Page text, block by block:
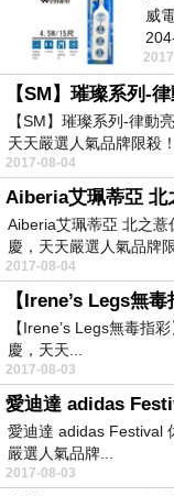
威
【SM】璀璨系列-
【SM】璀璨系列-律動
天天嚴選人氣品牌限殺
2017-08-04
Aiberia艾珮蒂亞 北
Aiberia艾珮蒂亞 北之
慶，天天嚴選人氣品牌限
2017-08-04
【Irene’s Legs無毒指
慶，天天...
2017-08-03
愛迪達 adidas
愛迪達 adidas Festival
嚴選人氣品牌...
2017-08-03